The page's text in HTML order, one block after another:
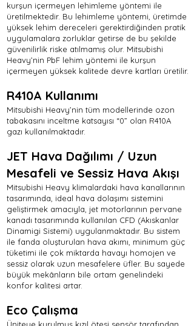
kurşun içermeyen lehimleme yöntemi ile
üretilmektedir. Bu lehimleme yöntemi, üretimde
yüksek lehim dereceleri gerektirdiğinden pratik
uygulamalara zorluklar getirse de bu şekilde
güvenilirlik riske atılmamış olur. Mitsubishi
Heavy’nin PbF lehim yöntemi ile kurşun
içermeyen yüksek kalitede devre kartları üretilir.
R410A Kullanımı
Mitsubishi Heavy’nin tüm modellerinde ozon
tabakasını inceltme katsayısı “0” olan R410A
gazı kullanılmaktadır.
JET Hava Dağılımı / Uzun
Mesafeli ve Sessiz Hava Akışı
Mitsubishi Heavy klimalardaki hava kanallarının
tasarımında, ideal hava dolaşımı sistemini
geliştirmek amacıyla, jet motorlarının pervane
kanadı tasarımında kullanılan CFD (Akıskanlar
Dinamigi Sistemi) uygulanmaktadır. Bu sistem
ile fanda oluşturulan hava akımı, minimum güç
tüketimi ile çok miktarda havayı homojen ve
sessiz olarak uzun mesafelere üfler. Bu sayede
büyük mekânların bile ortam genelindeki
konfor kalitesi artar.
Eco Çalışma